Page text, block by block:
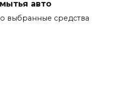
авто
выбранные средства